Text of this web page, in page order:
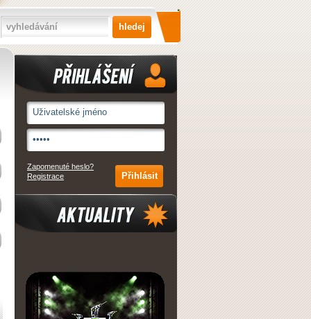
Přihlášení
Zapomenuté heslo?
Registrace